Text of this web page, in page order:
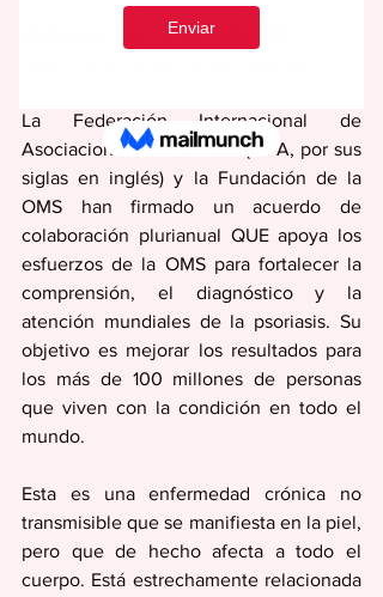
Redacción EDITORIAL SEMANA
La Federación Internacional de
Asociaciones de Psoriasis (IFPA, por sus
siglas en inglés) y la Fundación de la
OMS han firmado un acuerdo de
colaboración plurianual QUE apoya los
esfuerzos de la OMS para fortalecer la
comprensión, el diagnóstico y la
atención mundiales de la psoriasis. Su
objetivo es mejorar los resultados para
los más de 100 millones de personas
que viven con la condición en todo el
mundo.
Esta es una enfermedad crónica no
transmisible que se manifiesta en la piel,
pero que de hecho afecta a todo el
cuerpo. Está estrechamente relacionada